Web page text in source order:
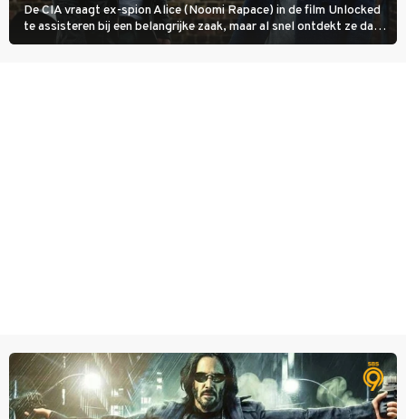
De CIA vraagt ex-spion Alice (Noomi Rapace) in de film Unlocked
te assisteren bij een belangrijke zaak, maar al snel ontdekt ze dat
degene die haar aanstelde kwade bedoelingen heeft.